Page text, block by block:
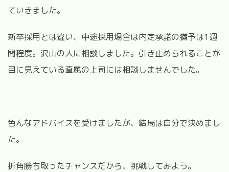
ていきました。
新卒採用とは違い、中途採用場合は内定承諾の猶予は1週
間程度。沢山の人に相談しました。引き止められることが
目に見えている直属の上司には相談しませんでした。
色んなアドバイスを受けましたが、結局は自分で決めまし
た。
折角勝ち取ったチャンスだから、挑戦してみよう。